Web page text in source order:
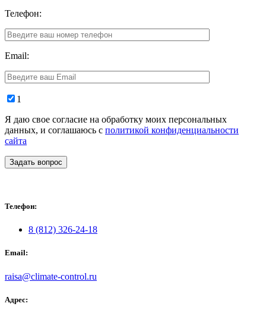
Телефон:
Email:
1
Я даю свое согласие на обработку моих персональных
данных, и соглашаюсь с политикой конфиденциальности
сайта
Задать вопрос
Телефон:
8 (812) 326-24-18
Email:
raisa@climate-control.ru
Адрес: